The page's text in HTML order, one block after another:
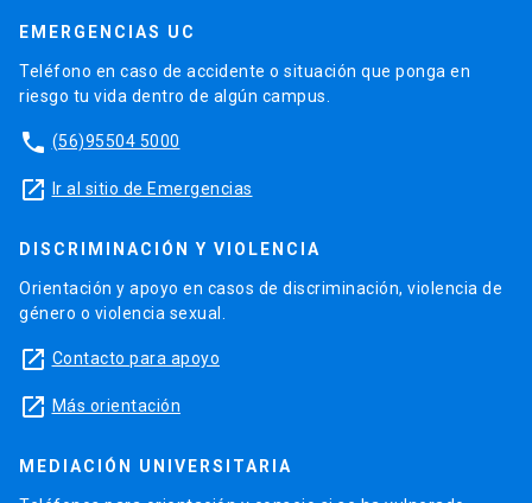
EMERGENCIAS UC
Teléfono en caso de accidente o situación que ponga en
riesgo tu vida dentro de algún campus.
phone (56)95504 5000
launch Ir al sitio de Emergencias
DISCRIMINACIÓN Y VIOLENCIA
Orientación y apoyo en casos de discriminación, violencia de
género o violencia sexual.
launch Contacto para apoyo
launch Más orientación
MEDIACIÓN UNIVERSITARIA